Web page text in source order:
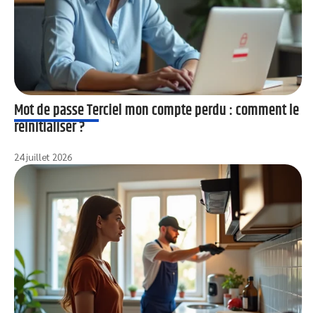
Mot de passe Terciel mon compte perdu : comment le
réinitialiser ?
24 juillet 2026